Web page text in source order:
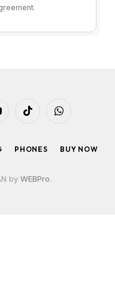
TikTok WhatsApp
PHONES BUY NOW
by WEBPro.